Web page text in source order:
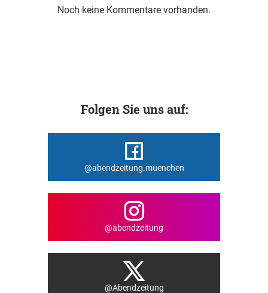
Noch keine Kommentare vorhanden.
Folgen Sie uns auf:
@abendzeitung.muenchen
@abendzeitung
@Abendzeitung